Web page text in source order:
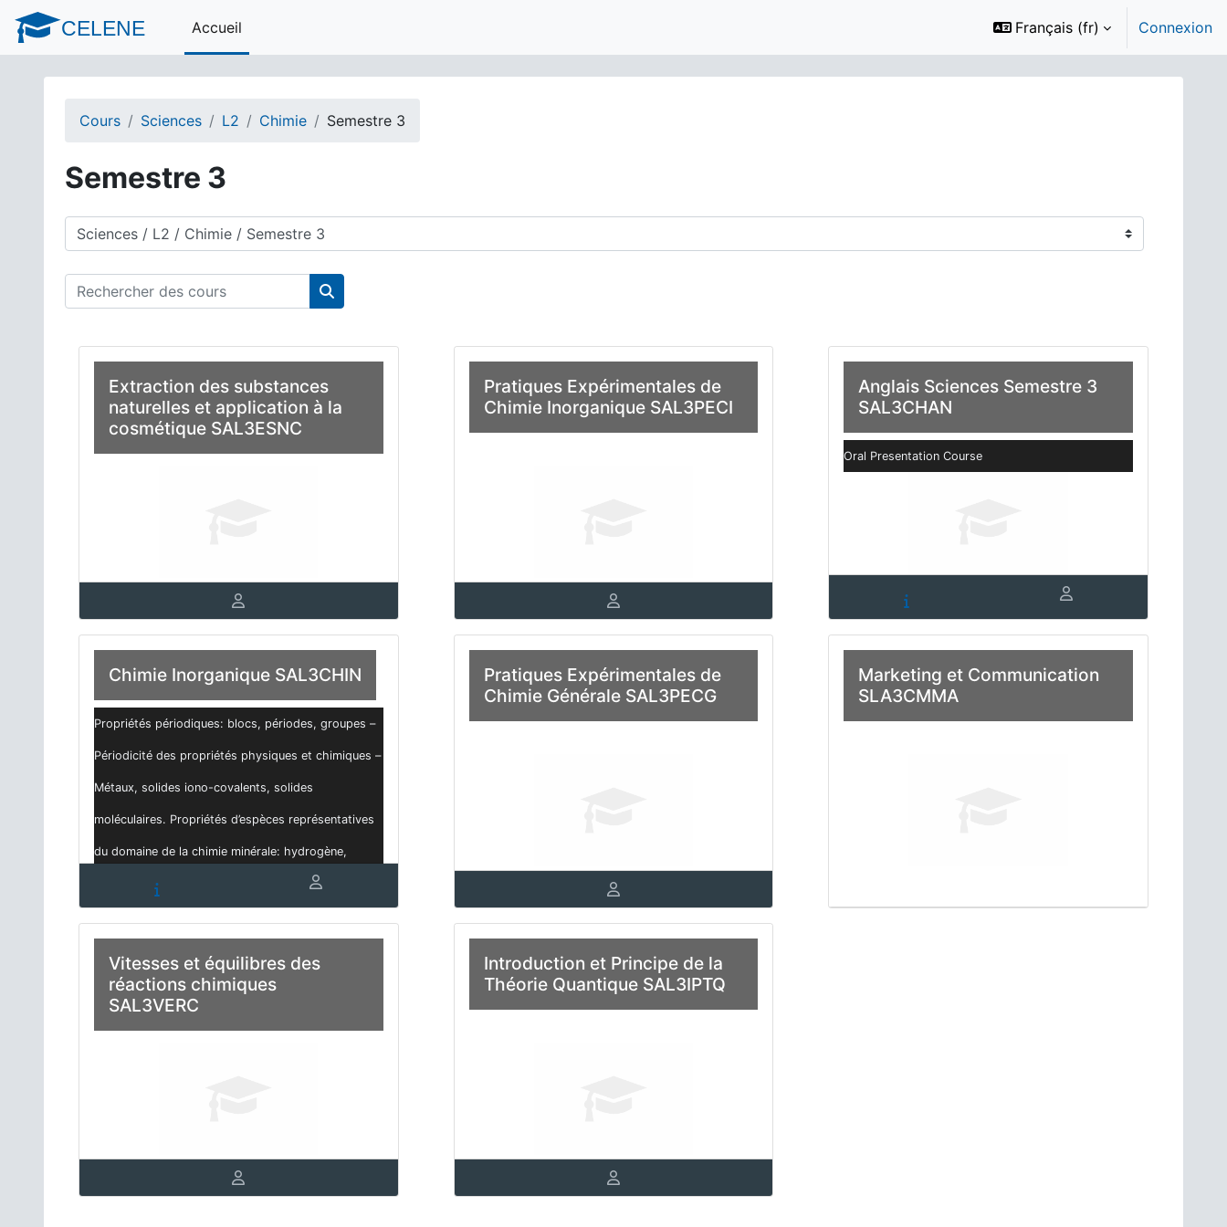
Passer au contenu principal
CELENE Accueil Français ‎(fr)‎ Connexion
Cours Sciences L2 Chimie Semestre 3
Semestre 3
Catégories de cours
Rechercher des cours
Rechercher des cours
Extraction des substances
naturelles et application à la
cosmétique SAL3ESNC
Pratiques Expérimentales de
Chimie Inorganique SAL3PECI
Anglais Sciences Semestre 3
SAL3CHAN
Oral Presentation Course
Chimie Inorganique SAL3CHIN
Propriétés périodiques: blocs, périodes, groupes –
Périodicité des propriétés physiques et chimiques –
Métaux, solides iono-covalents, solides
moléculaires. Propriétés d’espèces représentatives
du domaine de la chimie minérale: hydrogène,
Pratiques Expérimentales de
Chimie Générale SAL3PECG
Marketing et Communication
SLA3CMMA
Vitesses et équilibres des
réactions chimiques
SAL3VERC
Introduction et Principe de la
Théorie Quantique SAL3IPTQ